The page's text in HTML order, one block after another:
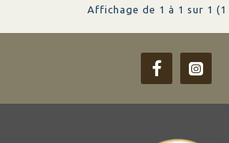
Affichage de 1 à 1 sur 1 (1